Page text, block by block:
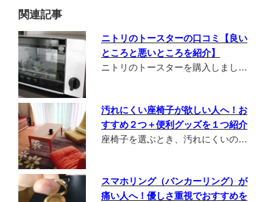
関連記事
ニトリのトースターの口コミ【良い
ところと悪いところを紹介】
ニトリのトースターを購入しまし…
汚れにくい座椅子が欲しい人へ！お
すすめ２つ＋便利グッズを１つ紹介
座椅子を選ぶとき、汚れにくいの…
スマホリング（バンカーリング）が
痛い人へ！優しさ重視でおすすめを